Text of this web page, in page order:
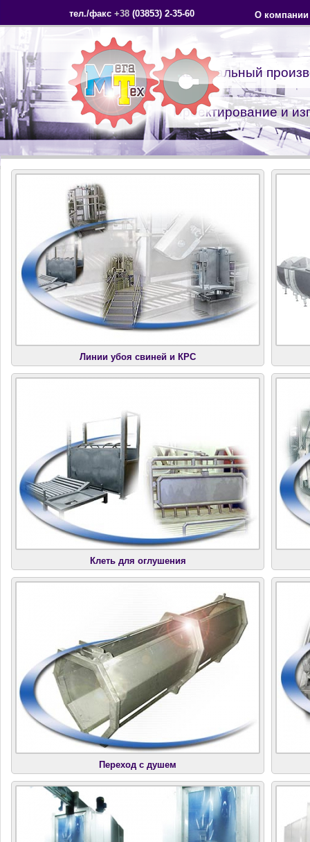
тел./факс +38 (03853) 2-35-60 О компании
Национальный
Проектирование и
Линии убоя свиней и КРС
Клеть для оглушения
Переход с душем